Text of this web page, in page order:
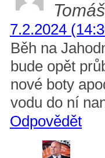
Tomáš
7.2.2024
Běh na
bude opět
nové boty
vodu do ní
Odpovědět